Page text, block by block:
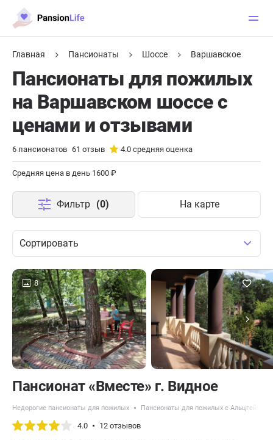
Главная Пансионаты Шоссе Варшавское
Пансионаты для пожилых
на Варшавском шоссе с
ценами и отзывами
6 пансионатов 61 отзыв 4.0 средняя оценка
Средняя цена в день 1600 ₽
Сортировать
Фильтр (0) На карте
8
Пансионат «Вместе» г. Видное
Недорогие пансионаты для пожилых Пансионаты для пожилых с
4.0 12 отзывов